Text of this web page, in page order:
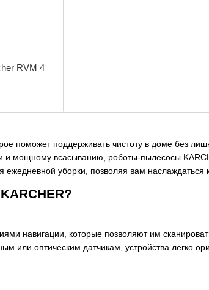
поможет поддерживать чистоту в доме без
и мощному всасыванию, роботы-пылесосы
ежедневной уборки, позволяя вам
навигации, которые позволяют им
или оптическим датчикам, устройства легко
RVM 4